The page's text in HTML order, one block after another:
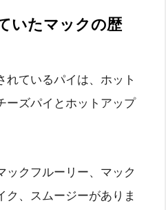
いたマックの歴
れているパイは、ホット
ーズパイとホットアップ
ックフルーリー、マック
、スムージーがありま